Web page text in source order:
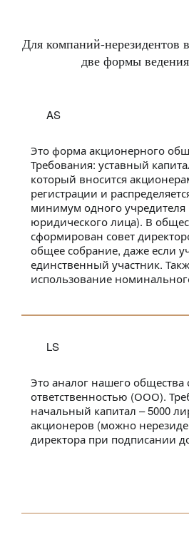
Для компаний-нерезидентов
две формы
AS
Это форма акционерного
Требования: уставный
который вносится
регистрации и
минимум одного учредителя
юридического лица). В
сформирован совет
общее собрание, даже если
единственный участник.
использование
LS
Это аналог нашего общества
ответственностью (ООО).
начальный капитал – 5000
акционеров (можно
директора при подписании